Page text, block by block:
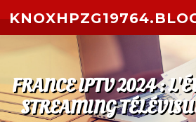
FRANCE IPTV 2024 :
STREAMING